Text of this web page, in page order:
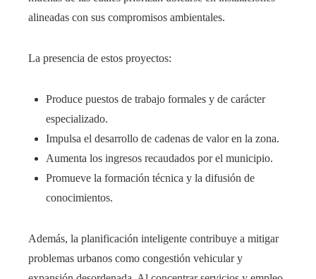
alineadas con sus compromisos ambientales.
La presencia de estos proyectos:
Produce puestos de trabajo formales y de carácter
especializado.
Impulsa el desarrollo de cadenas de valor en la zona.
Aumenta los ingresos recaudados por el municipio.
Promueve la formación técnica y la difusión de
conocimientos.
Además, la planificación inteligente contribuye a mitigar
problemas urbanos como congestión vehicular y